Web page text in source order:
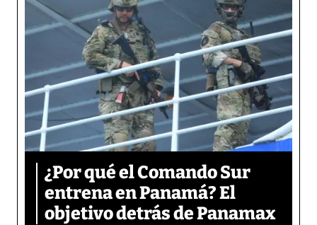
¿Por qué el Comando Sur
entrena en Panamá? El
objetivo detrás de Panamax